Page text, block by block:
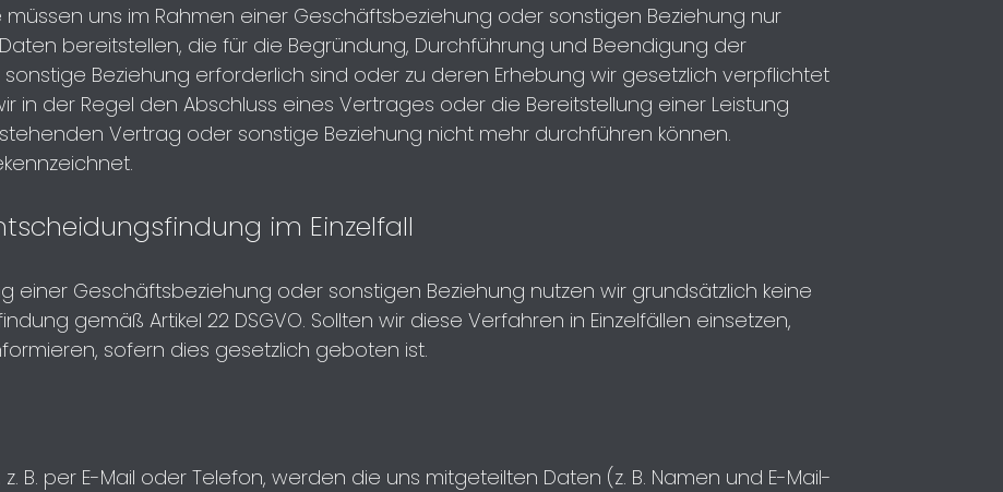
uns im Rahmen einer Geschäftsbeziehung oder sonstigen Beziehung nur
bereitstellen, die für die Begründung, Durchführung und Beendigung der
Beziehung erforderlich sind oder zu deren Erhebung wir gesetzlich verpflichtet
in der Regel den Abschluss eines Vertrages oder die Bereitstellung einer Leistung
Vertrag oder sonstige Beziehung nicht mehr durchführen können.
im Einzelfall
einer Geschäftsbeziehung oder sonstigen Beziehung nutzen wir grundsätzlich keine
gemäß Artikel 22 DSGVO. Sollten wir diese Verfahren in Einzelfällen einsetzen,
sofern dies gesetzlich geboten ist.
B. per E-Mail oder Telefon, werden die uns mitgeteilten Daten (z. B. Namen und E-Mail-